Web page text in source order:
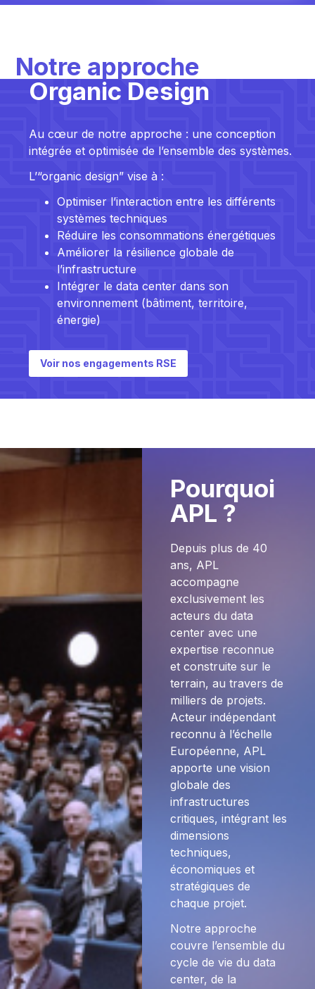
Notre approche
Organic Design
Au cœur de notre approche : une conception
intégrée et optimisée de l’ensemble des systèmes.
L’“organic design” vise à :
Optimiser l’interaction entre les différents
systèmes techniques
Réduire les consommations énergétiques
Améliorer la résilience globale de
l’infrastructure
Intégrer le data center dans son
environnement (bâtiment, territoire,
énergie)
Voir nos engagements RSE
Pourquoi
APL ?
Depuis plus de 40
ans, APL
accompagne
exclusivement les
acteurs du data
center avec une
expertise reconnue
et construite sur le
terrain, au travers de
milliers de projets.
Acteur indépendant
reconnu à l’échelle
Européenne, APL
apporte une vision
globale des
infrastructures
critiques, intégrant les
dimensions
techniques,
économiques et
stratégiques de
chaque projet.
Notre approche
couvre l’ensemble du
cycle de vie du data
center, de la